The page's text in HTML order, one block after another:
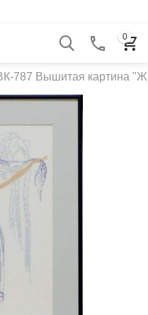
0
787 Вышитая картина